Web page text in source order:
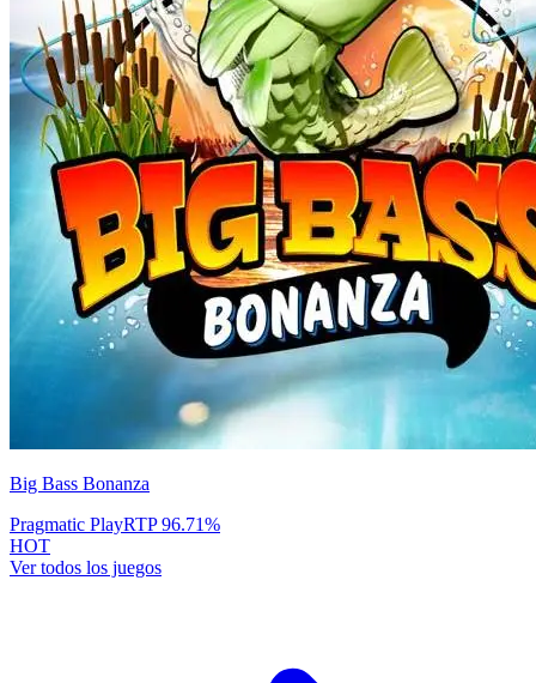
Big Bass Bonanza
Pragmatic PlayRTP96.71%
HOT
Ver todos los juegos